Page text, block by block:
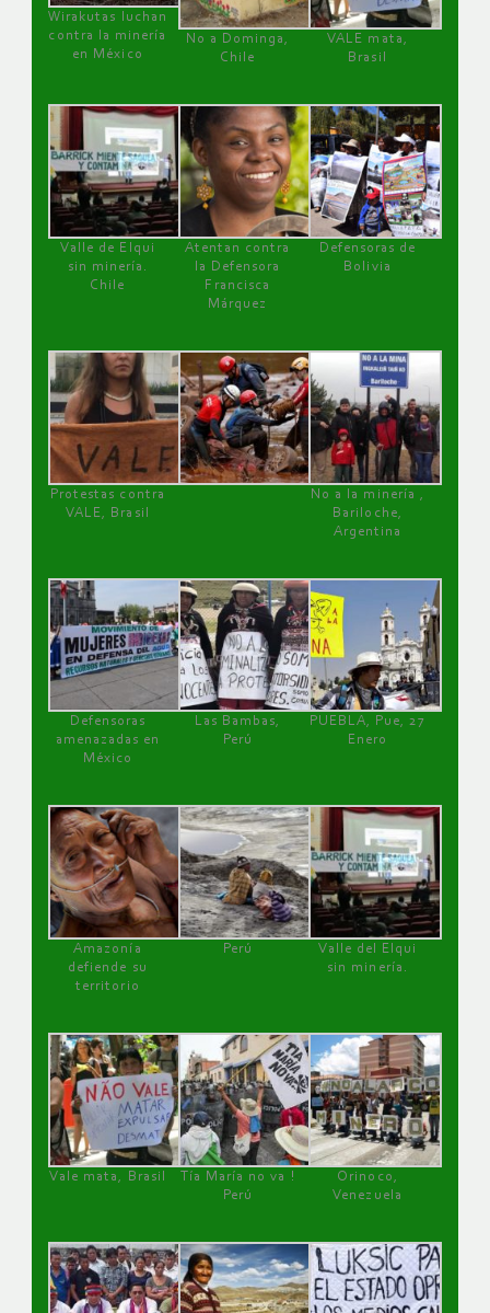
Wirakutas luchan
contra la minería
en México
No a Dominga,
Chile
VALE mata,
Brasil
Valle de Elqui
sin minería.
Chile
Atentan contra
la Defensora
Francisca
Márquez
Defensoras de
Bolivia
Protestas contra
VALE, Brasil
No a la minería ,
Bariloche,
Argentina
Defensoras
amenazadas en
México
Las Bambas,
Perú
PUEBLA, Pue, 27
Enero
Amazonía
defiende su
territorio
Perú
Valle del Elqui
sin minería.
Vale mata, Brasil
Tía María no va !
Perú
Orinoco,
Venezuela